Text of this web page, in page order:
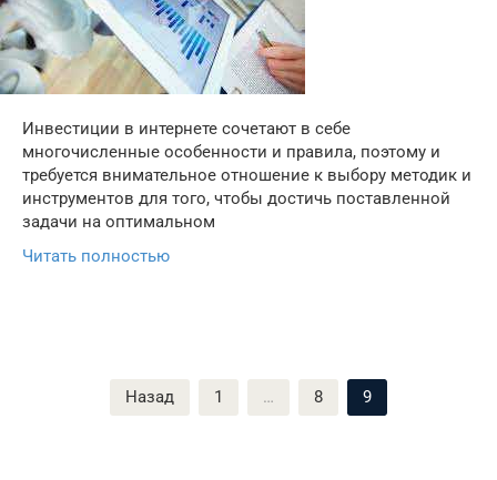
Инвестиции в интернете сочетают в себе
многочисленные особенности и правила, поэтому и
требуется внимательное отношение к выбору методик и
инструментов для того, чтобы достичь поставленной
задачи на оптимальном
Читать полностью
Назад 1 … 8 9